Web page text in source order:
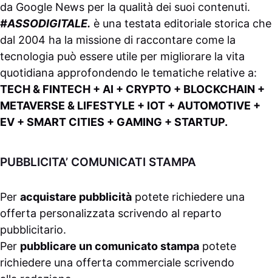
da Google News per la qualità dei suoi contenuti.
#ASSODIGITALE. è una testata editoriale storica che
dal 2004 ha la missione di raccontare come la
tecnologia può essere utile per migliorare la vita
quotidiana approfondendo le tematiche relative a:
TECH & FINTECH + AI + CRYPTO + BLOCKCHAIN +
METAVERSE & LIFESTYLE + IOT + AUTOMOTIVE +
EV + SMART CITIES + GAMING + STARTUP.
PUBBLICITA’ COMUNICATI STAMPA
Per acquistare pubblicità potete richiedere una
offerta personalizzata scrivendo al reparto
pubblicitario.
Per pubblicare un comunicato stampa potete
richiedere una offerta commerciale scrivendo